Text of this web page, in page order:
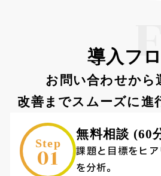
導入フ
お問い合わせから
改善までスムーズに進
Step
01
無料相談 (60
課題と目標をヒ
を分析。